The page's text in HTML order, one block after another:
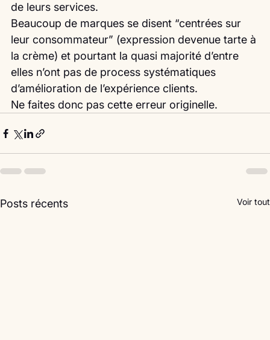
de leurs services.
Beaucoup de marques se disent “centrées sur
leur consommateur” (expression devenue tarte à
la crème) et pourtant la quasi majorité d’entre
elles n’ont pas de process systématiques
d’amélioration de l’expérience clients.
Ne faites donc pas cette erreur originelle.
Posts récents Voir tout